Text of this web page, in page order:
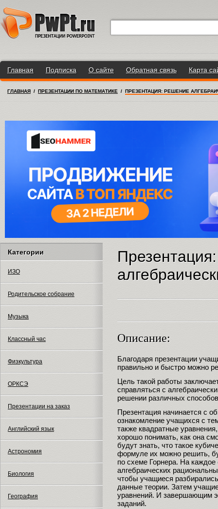
Главная Подписка О сайте Обратная связь Карта
ГЛАВНАЯ / ПРЕЗЕНТАЦИИ ПО МАТЕМАТИКЕ / ПРЕЗЕНТАЦИЯ: РЕШЕНИЕ
Категории
ИЗО
Родительское собрание
Музыка
Классный час
Физкультура
ОРКСЭ
Презентации на заказ
Английский язык
Астрономия
Биология
География
Описание:
Благодаря презентации
правильно и быстро можно
Цель такой работы
справляться с
решении различных
Презентация начинается с
ознакомление учащихся с
также квадратные
хорошо понимать, как она
будут знать, что такое
формуле их можно решить,
по схеме Горнера. На
алгебраических
чтобы учащиеся
данные теории. Затем
уравнений. И завершающим
заданий.